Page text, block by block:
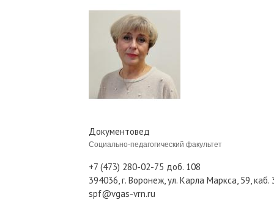
Документовед
Социально-педагогический факультет
+7 (473) 280-02-75 доб. 108
394036, г. Воронеж, ул. Карла Маркса, 59, каб.
spf@vgas-vrn.ru